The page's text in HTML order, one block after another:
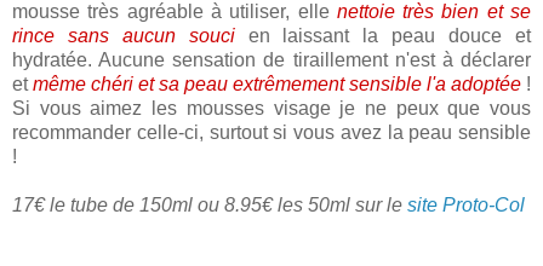
mousse très agréable à utiliser, elle nettoie très bien et se
rince sans aucun soucien laissant la peau douce et
hydratée. Aucune sensation de tiraillement n'est à déclarer
etmême chéri et sa peau extrêmement sensible l'a adoptée !
Si vous aimez les mousses visage je ne peux que vous
recommander celle-ci, surtout si vous avez la peau sensible
!
17€ le tube de 150ml ou 8.95€ les 50ml sur le site Proto-Col